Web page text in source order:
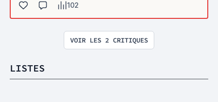
102
VOIR LES 2 CRITIQUES
LISTES